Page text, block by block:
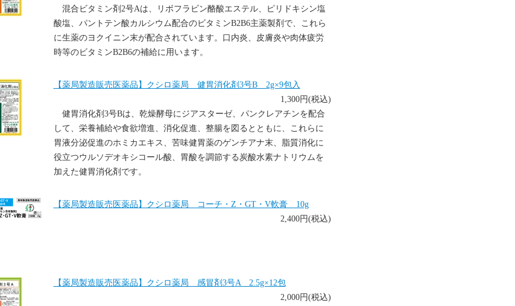
混合ビタミン剤2号Aは、リボフラビン酪酸エステル、ピリドキシン塩
酸塩、パントテン酸カルシウム配合のビタミンB2B6主薬製剤で、これら
に生薬のヨクイニン末が配合されています。口内炎、皮膚炎や肉体疲労
時等のビタミンB2B6の補給に用います。
【薬局製造販売医薬品】クシロ薬局 健胃消化剤3号B 2g×9包入
1,300円(税込)
健胃消化剤3号Bは、乾燥酵母にジアスターゼ、パンクレアチンを配合
して、栄養補給や食欲増進、消化促進、整腸を図るとともに、これらに
胃液分泌促進のホミカエキス、苦味健胃薬のゲンチアナ末、脂質消化に
役立つウルソデオキシコール酸、胃酸を調節する炭酸水素ナトリウムを
加えた健胃消化剤です。
【薬局製造販売医薬品】クシロ薬局 コーチ・Z・GT・V軟膏 10g
2,400円(税込)
【薬局製造販売医薬品】クシロ薬局 感冒剤3号A 2.5g×12包
2,000円(税込)